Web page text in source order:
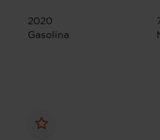
2020
Gasolina